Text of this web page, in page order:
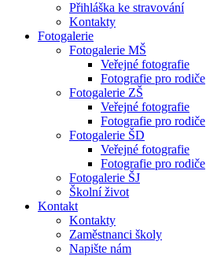
Přihláška ke stravování
Kontakty
Fotogalerie
Fotogalerie MŠ
Veřejné fotografie
Fotografie pro rodiče
Fotogalerie ZŠ
Veřejné fotografie
Fotografie pro rodiče
Fotogalerie ŠD
Veřejné fotografie
Fotografie pro rodiče
Fotogalerie ŠJ
Školní život
Kontakt
Kontakty
Zaměstnanci školy
Napište nám